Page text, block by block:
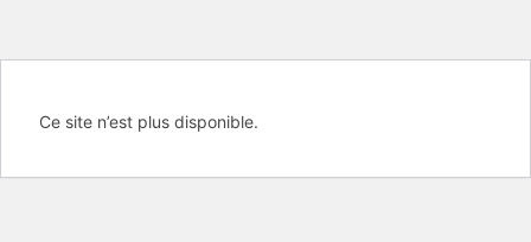
Ce site n’est plus disponible.